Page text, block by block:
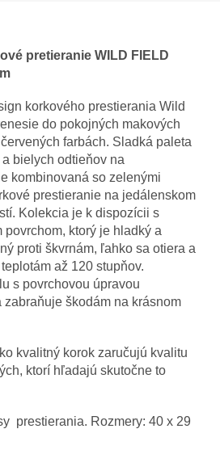
pretieranie WILD FIELD
korkového prestierania Wild
do pokojných makových
farbách. Sladká paleta
bielych odtieňov na
kombinovaná so zelenými
prestieranie na jedálenskom
Kolekcia je k dispozícii s
povrchom, ktorý je hladký a
proti škvrnám, ľahko sa otiera a
až 120 stupňov.
s povrchovou úpravou
škodám na krásnom
kvalitný korok zaručujú kvalitu
ktorí hľadajú skutočne to
prestierania. Rozmery: 40 x 29